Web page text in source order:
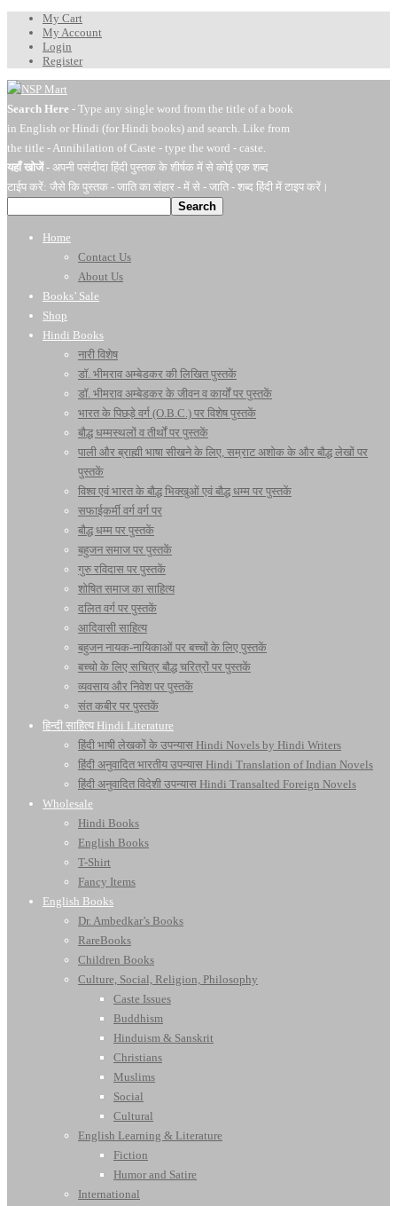
My Cart
My Account
Login
Register
Search Here - Type any single word from the title of a book
in English or Hindi (for Hindi books) and search. Like from
the title - Annihilation of Caste - type the word - caste.
यहाँ खोजें- अपनी पसंदीदा हिंदी पुस्तक के शीर्षक में से कोई एक शब्द
टाईप करें: जैसे कि पुस्तक - जाति का संहार - में से - जाति - शब्द हिंदी में टाइप करें।
Search
Home
Contact Us
About Us
Books’ Sale
Shop
Hindi Books
नारी विशेष
डॉ. भीमराव अम्बेडकर की लिखित पुस्तकें
डॉ. भीमराव अम्बेडकर के जीवन व कार्यों पर पुस्तकें
भारत के पिछड़े वर्ग (O.B.C.) पर विशेष पुस्तकें
बौद्ध धम्मस्थलों व तीर्थों पर पुस्तकें
पाली और ब्राह्मी भाषा सीखने के लिए, सम्राट अशोक के और बौद्ध लेखों पर
पुस्तकें
विश्व एवं भारत के बौद्ध भिक्खुओं एवं बौद्ध धम्म पर पुस्तकें
सफाईकर्मी वर्ग वर्ग पर
बौद्ध धम्म पर पुस्तकें
बहुजन समाज पर पुस्तकें
गुरु रविदास पर पुस्तकें
शोषित समाज का साहित्य
दलित वर्ग पर पुस्तकें
आदिवासी साहित्य
बहुजन नायक-नायिकाओं पर बच्चों के लिए पुस्तकें
बच्चो के लिए सचित्र बौद्ध चरित्रों पर पुस्तकें
व्यवसाय और निवेश पर पुस्तकें
संत कबीर पर पुस्तकें
हिन्दी साहित्य Hindi Literature
हिंदी भाषी लेखकों के उपन्यास Hindi Novels by Hindi Writers
हिंदी अनुवादित भारतीय उपन्यास Hindi Translation of Indian Novels
हिंदी अनुवादित विदेशी उपन्यास Hindi Transalted Foreign Novels
Wholesale
Hindi Books
English Books
T-Shirt
Fancy Items
English Books
Dr. Ambedkar’s Books
RareBooks
Children Books
Culture, Social, Religion, Philosophy
Caste Issues
Buddhism
Hinduism & Sanskrit
Christians
Muslims
Social
Cultural
English Learning & Literature
Fiction
Humor and Satire
International